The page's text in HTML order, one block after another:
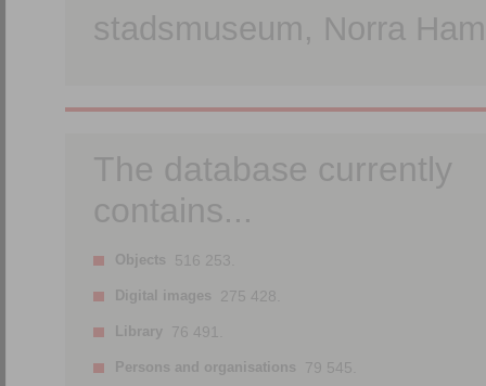
stadsmuseum, Norra
The database currently
contains...
Objects 516 253.
Digital images 275 428.
Library 76 491.
Persons and organisations 79 545.